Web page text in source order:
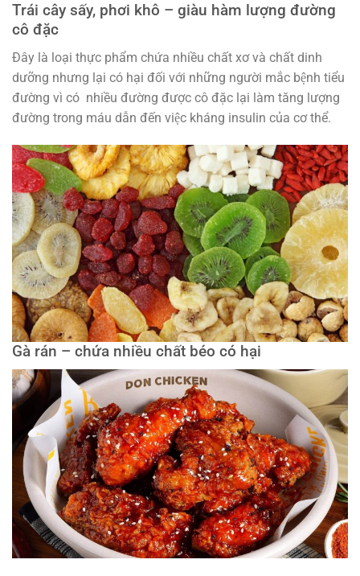
Trái cây sấy, phơi khô – giàu hàm lượng đường
cô đặc
Đây là loại thực phẩm chứa nhiều chất xơ và chất dinh
dưỡng nhưng lại có hại đối với những người mắc bệnh tiểu
đường vì có nhiều đường được cô đặc lại làm tăng lượng
đường trong máu dẫn đến việc kháng insulin của cơ thể.
Gà rán – chứa nhiều chất béo có hại